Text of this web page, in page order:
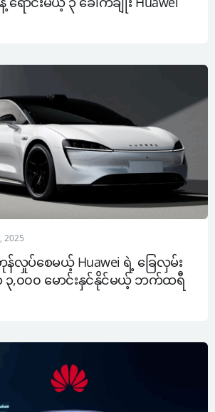
2025
လှုပ်စေမယ့် Huawei ရဲ့ ခြေလှမ်း
,၀၀၀ မောင်းနှင်နိုင်မယ့် ဘက်ထရီ